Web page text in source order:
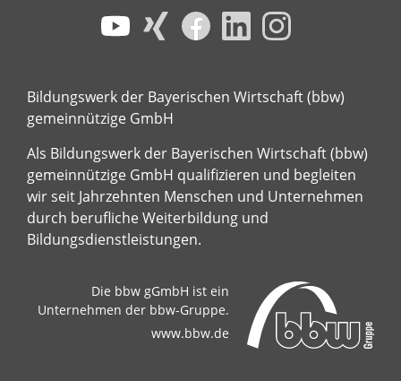
Bildungswerk der Bayerischen Wirtschaft (bbw)
gemeinnützige GmbH
Als Bildungswerk der Bayerischen Wirtschaft (bbw)
gemeinnützige GmbH qualifizieren und begleiten
wir seit Jahrzehnten Menschen und Unternehmen
durch berufliche Weiterbildung und
Bildungsdienstleistungen.
Die bbw gGmbH ist ein
Unternehmen der bbw-Gruppe.
www.bbw.de